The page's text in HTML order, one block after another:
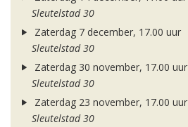
Sleutelstad 30
Zaterdag 7 december, 17.00 uur
Sleutelstad 30
Zaterdag 30 november, 17.00 uur
Sleutelstad 30
Zaterdag 23 november, 17.00 uur
Sleutelstad 30